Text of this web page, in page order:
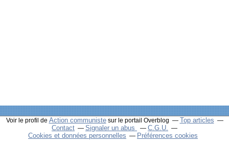
Voir le profil de Action communistesur le portail Overblog
Top articles
Contact
Signaler un abus
C.G.U.
Cookies et données personnelles
Préférences cookies